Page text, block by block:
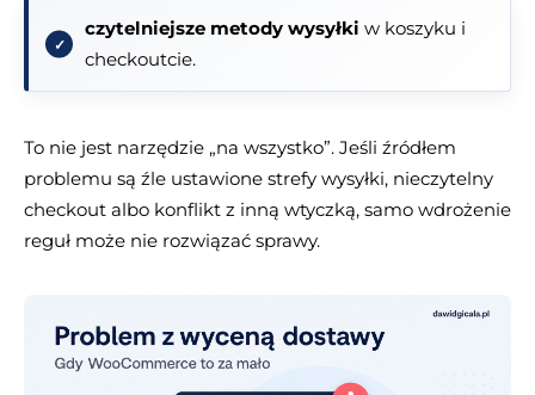
czytelniejsze metody wysyłki w koszyku i
checkoutcie.
To nie jest narzędzie „na wszystko”. Jeśli źródłem
problemu są źle ustawione strefy wysyłki, nieczytelny
checkout albo konflikt z inną wtyczką, samo wdrożenie
reguł może nie rozwiązać sprawy.